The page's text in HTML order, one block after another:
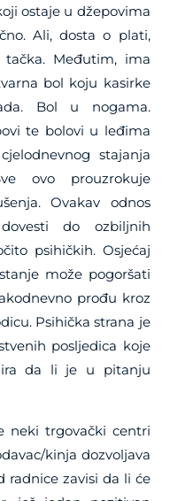
ostaje u džepovima
Ali, dosta o plati,
Međutim, ima
bol koju kasirke
Bol u nogama.
te bolovi u leđima
stajanja
ovo prouzrokuje
Ovakav odnos
do ozbiljnih
psihičkih. Osjećaj
može pogoršati
prođu kroz
Psihička strana je
posljedica koje
da li je u pitanju
neki trgovački centri
kinja dozvoljava
radnice zavisi da li će